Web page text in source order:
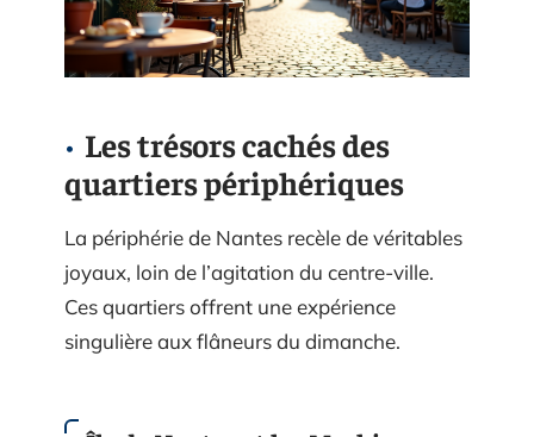
Les trésors cachés des
quartiers périphériques
La périphérie de Nantes recèle de véritables
joyaux, loin de l’agitation du centre-ville.
Ces quartiers offrent une expérience
singulière aux flâneurs du dimanche.